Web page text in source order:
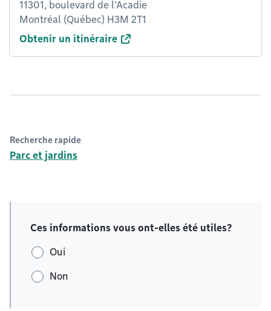
11301, boulevard de l'Acadie
Montréal (Québec) H3M 2T1
Obtenir un itinéraire
Recherche rapide
Parc et jardins
Ces informations vous ont-elles été utiles?
Oui
Non